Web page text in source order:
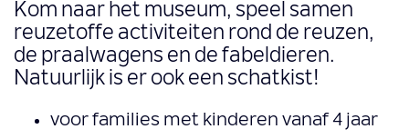
Kom naar het museum, speel samen
reuzetoffe activiteiten rond de reuzen,
de praalwagens en de fabeldieren.
Natuurlijk is er ook een schatkist!
voor families met kinderen vanaf 4 jaar